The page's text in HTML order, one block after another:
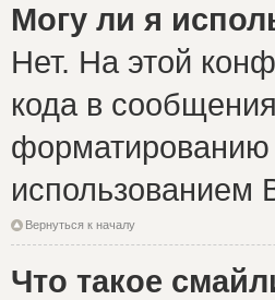
Могу ли я
Нет. На этой
кода в
использованием
Вернуться к началу
Что такое